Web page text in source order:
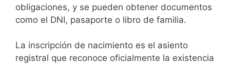
obligaciones, y se pueden obtener documentos
como el DNI, pasaporte o libro de familia.
La inscripción de nacimiento es el asiento
registral que reconoce oficialmente la existencia